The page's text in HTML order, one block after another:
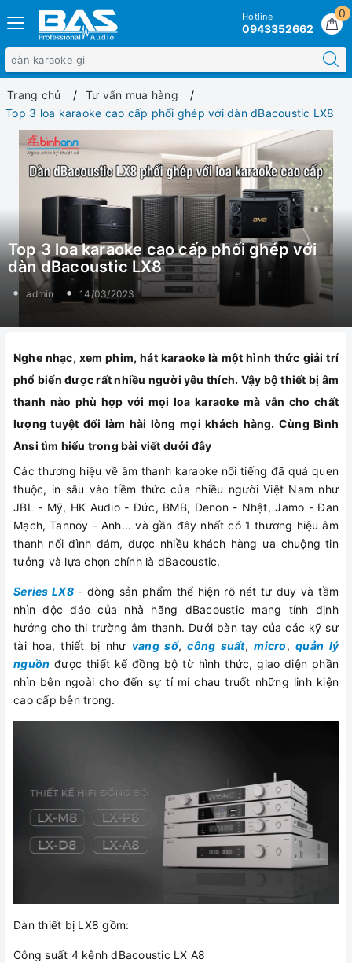
0
Hotline
0943352662
Trang chủ
Tư vấn mua hàng
Top 3 loa karaoke cao cấp phối ghép với dàn dBacoustic LX8
Top 3 loa karaoke cao cấp phối ghép với
dàn dBacoustic LX8
admin 14/03/2023
Nghe nhạc, xem phim, hát karaoke là một hình thức giải trí
phổ biến được rất nhiều người yêu thích. Vậy bộ thiết bị âm
thanh nào phù hợp với mọi loa karaoke mà vẫn cho chất
lượng tuyệt đối làm hài lòng mọi khách hàng. Cùng Bình
Ansi tìm hiểu trong bài viết dưới đây
Các thương hiệu về âm thanh karaoke nổi tiếng đã quá quen
thuộc, in sâu vào tiềm thức của nhiều người Việt Nam như
JBL - Mỹ, HK Audio - Đức, BMB, Denon - Nhật, Jamo - Đan
Mạch, Tannoy - Anh... và gần đây nhất có 1 thương hiệu âm
thanh nổi đình đám, được nhiều khách hàng ưa chuộng tin
tưởng và lựa chọn chính là dBacoustic.
Series LX8- dòng sản phẩm thể hiện rõ nét tư duy và tầm
nhìn độc đáo của nhà hãng dBacoustic mang tính định
hướng cho thị trường âm thanh. Dưới bàn tay của các kỹ sư
tài hoa, thiết bị như vang số,công suất,micro,quản lý
nguồn được thiết kế đồng bộ từ hình thức, giao diện phần
nhìn bên ngoài cho đến sự tỉ mỉ chau truốt những linh kiện
cao cấp bên trong.
Dàn thiết bị LX8 gồm:
Công suất 4 kênh dBacoustic LX A8